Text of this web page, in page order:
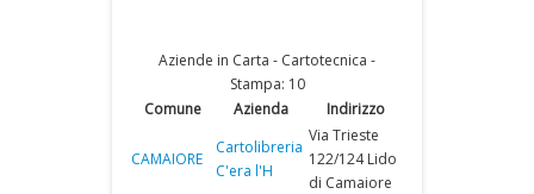
Aziende in Carta - Cartotecnica -
Stampa: 10
Comune
Azienda Indirizzo
CAMAIORE
Cartolibreria
C'era l'H
Via Trieste
122/124 Lido
di Camaiore